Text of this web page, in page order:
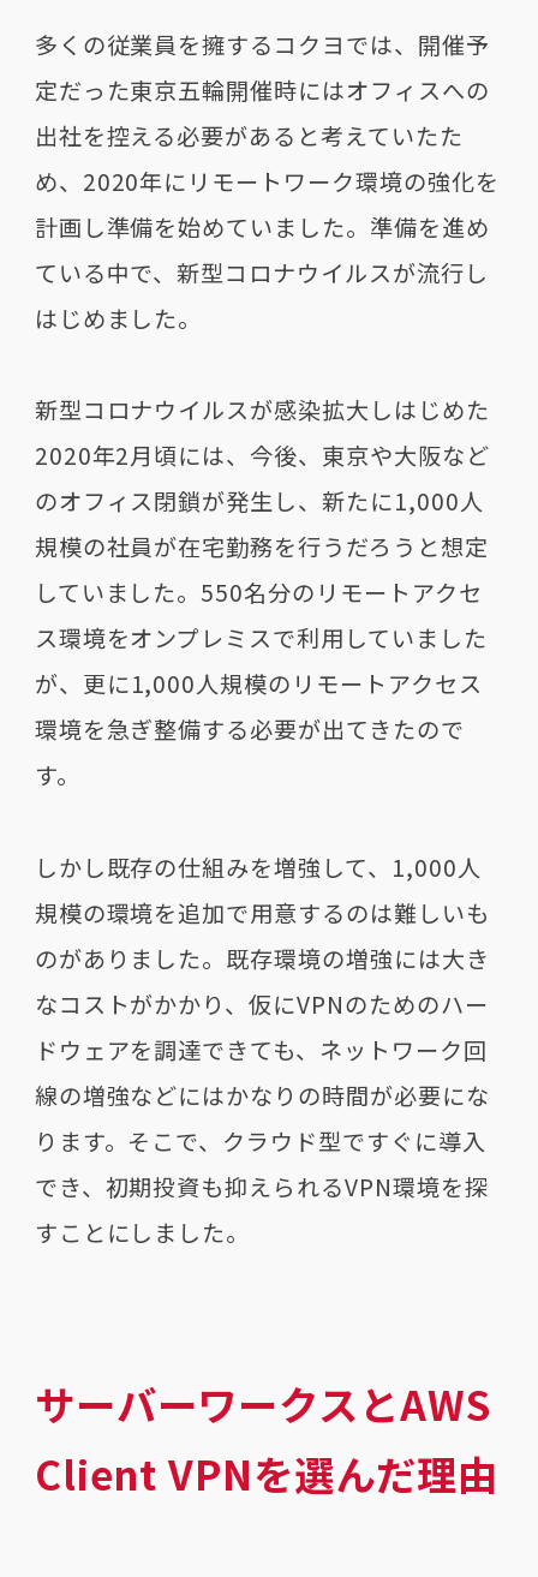
多くの従業員を擁するコクヨでは、開催予
定だった東京五輪開催時にはオフィスへの
出社を控える必要があると考えていたた
め、 2020年にリモートワーク環境の強化を
計画し準備を始めていました。準備を進め
ている中で、新型コロナウイルスが流行し
はじめました。
新型コロナウイルスが感染拡大しはじめた
2020年2月頃には、今後、東京や大阪など
のオフィス閉鎖が発生し、新たに1,000人
規模の社員が在宅勤務を行うだろうと想定
していました。 550名分のリモートアクセ
ス環境をオンプレミスで利用していました
が、更に1,000人規模のリモートアクセス
環境を急ぎ整備する必要が出てきたので
す。
しかし既存の仕組みを増強して、 1,000人
規模の環境を追加で用意するのは難しいも
のがありました。既存環境の増強には大き
なコストがかかり、仮にVPNのためのハー
ドウェアを調達できても、ネットワーク回
線の増強などにはかなりの時間が必要にな
ります。そこで、クラウド型ですぐに導入
でき、初期投資も抑えられるVPN環境を探
すことにしました。
サーバーワークスとAWS
Client VPNを選んだ理由